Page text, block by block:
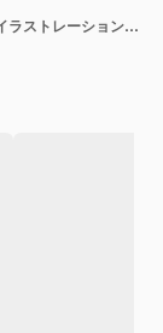
バーチャルリアリティデバイスメタバース3Dイラストレーションを持つキャラクターの少年